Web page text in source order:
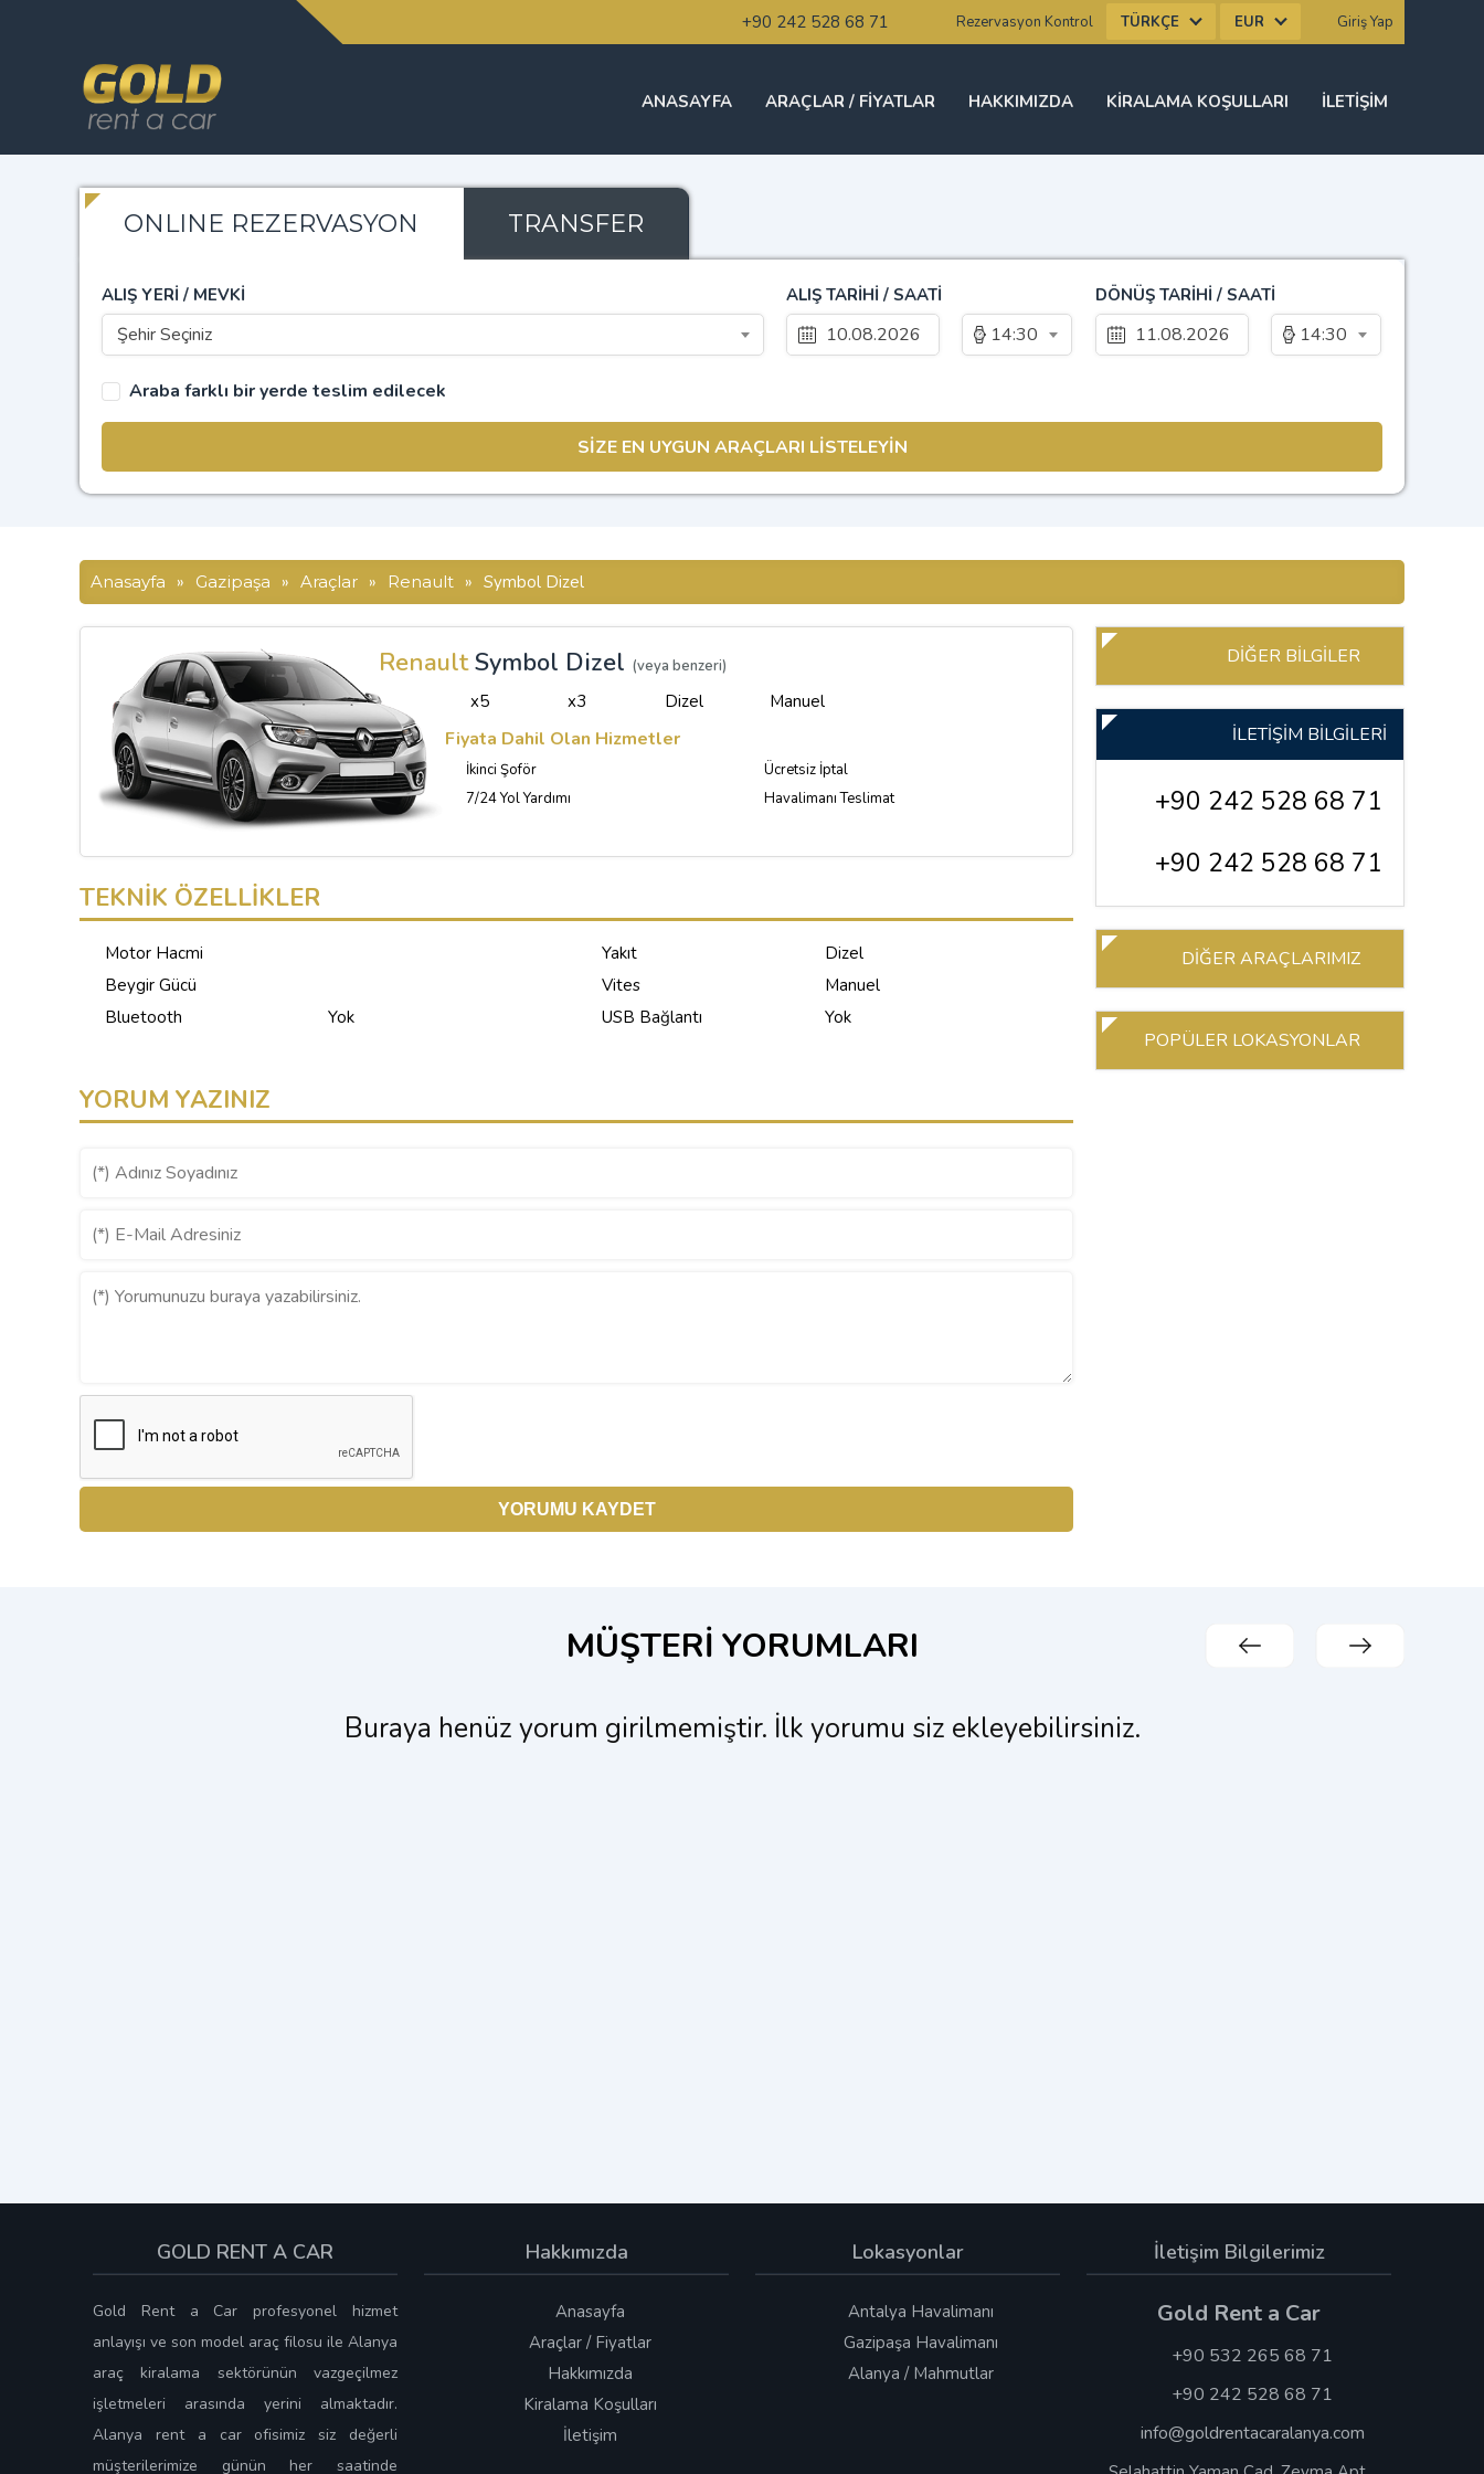
+90 242 528 68 71 Rezervasyon Kontrol TÜRKÇE EUR Giriş Yap
ANASAYFA ARAÇLAR / FIYATLAR HAKKIMIZDA KIRALAMA KOŞULLARI İLETIŞIM
ONLINE REZERVASYON TRANSFER
ALIŞ YERİ / MEVKİ
Şehir Seçiniz
Araba farklı bir yerde teslim edilecek
ALIŞ TARİHİ / SAATİ
14:30
DÖNÜŞ TARİHİ / SAATİ
14:30
Anasayfa » Gazipaşa » Araçlar » Renault » Symbol Dizel
RenaultSymbol Dizel (veya benzeri)
x5 x3 Dizel Manuel
Fiyata Dahil Olan Hizmetler
İkinci Şoför
Ücretsiz İptal
7/24 Yol Yardımı
Havalimanı Teslimat
TEKNİK ÖZELLİKLER
Motor Hacmi Yakıt
Dizel
Beygir Gücü
Vites
Manuel
Bluetooth
Yok USB Bağlantı Yok
YORUM YAZINIZ
DİĞER BİLGİLER
İLETİŞİM BİLGİLERİ
+90 242 528 68 71
+90 242 528 68 71
DİĞER ARAÇLARIMIZ
POPÜLER LOKASYONLAR
MÜŞTERİ YORUMLARI
Buraya henüz yorum girilmemiştir. İlk yorumu siz ekleyebilirsiniz.
GOLD RENT A CAR
Gold Rent a Car profesyonel hizmet
anlayışı ve son model araç filosu ile Alanya
araç kiralama sektörünün vazgeçilmez
işletmeleri arasında yerini almaktadır.
Alanya rent a car ofisimiz siz değerli
müşterilerimize günün her saatinde
Hakkımızda
Anasayfa
Araçlar / Fiyatlar
Hakkımızda
Kiralama Koşulları
İletişim
Lokasyonlar
Antalya Havalimanı
Gazipaşa Havalimanı
Alanya / Mahmutlar
İletişim Bilgilerimiz
Gold Rent a Car
+90 532 265 68 71
+90 242 528 68 71
info@goldrentacaralanya.com